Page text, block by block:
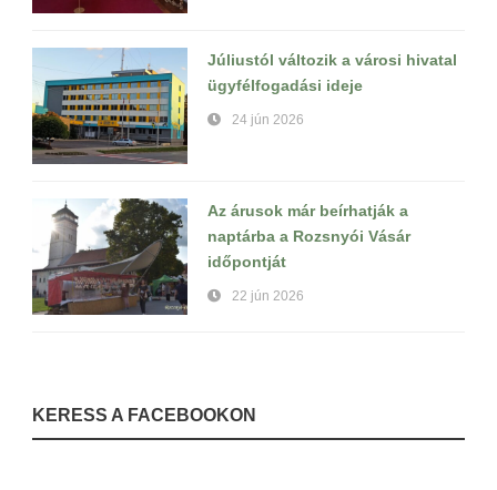
Júliustól változik a városi hivatal
ügyfélfogadási ideje
24 jún 2026
Az árusok már beírhatják a
naptárba a Rozsnyói Vásár
időpontját
22 jún 2026
KERESS A FACEBOOKON